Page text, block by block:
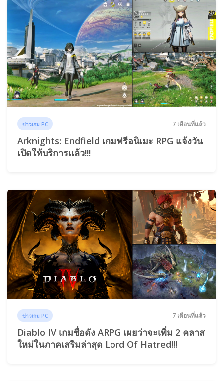
ข่าวเกม PC 7 เดือนที่แล้ว
Arknights: Endfield เกมฟรีอนิเมะ RPG แจ้งวัน
เปิดให้บริการแล้ว!!!
ข่าวเกม PC 7 เดือนที่แล้ว
Diablo IV เกมชื่อดัง ARPG เผยว่าจะเพิ่ม 2 คลาส
ใหม่ในภาคเสริมล่าสุด Lord Of Hatred!!!